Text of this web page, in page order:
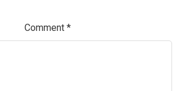
Comment *